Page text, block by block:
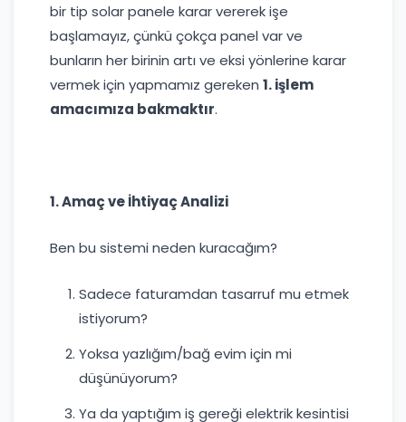
bir tip solar panele karar vererek işe
başlamayız, çünkü çokça panel var ve
bunların her birinin artı ve eksi yönlerine karar
vermek için yapmamız gereken 1. işlem
amacımıza bakmaktır.
1. Amaç ve İhtiyaç Analizi
Ben bu sistemi neden kuracağım?
Sadece faturamdan tasarruf mu etmek
istiyorum?
Yoksa yazlığım/bağ evim için mi
düşünüyorum?
Ya da yaptığım iş gereği elektrik kesintisi